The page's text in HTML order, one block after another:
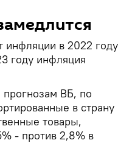
инфляции в 2022 году
году инфляция
ВБ, по
в страну
товары,
- против 2,8% в